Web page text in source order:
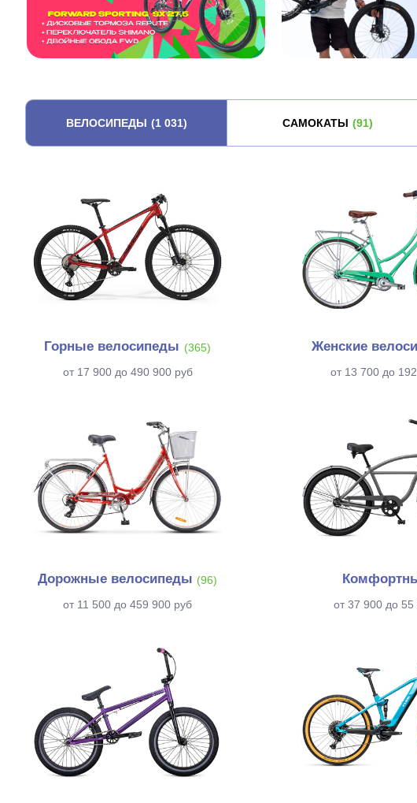
ВЕЛОСИПЕДЫ (1 031) САМОКАТЫ (91)
Горные велосипеды (365)
от 17 900 до 490 900 руб
Женские
от 13 700 до
Дорожные велосипеды (96)
от 11 500 до 459 900 руб
от 37 900 до 55